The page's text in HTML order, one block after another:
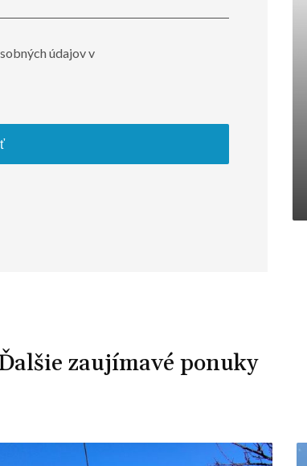
údajov v
zaujímavé ponuky